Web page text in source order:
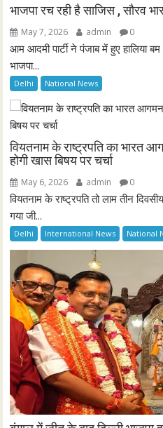
भाजपा रच रही है साजिस , सौरव
May 7, 2026 admin 0
आम आदमी पार्टी ने पंजाब में हुए हालिया
भाजपा...
Delhi National News
वियतनाम के राष्ट्रपति का भारत
होगी खास बिषय पर चर्चा
May 6, 2026 admin 0
वियतनाम के राष्ट्रपति तो लाम तीन
गया जी...
Delhi International News National